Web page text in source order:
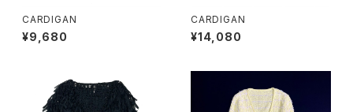
CARDIGAN
¥9,680
CARDIGAN
¥14,080